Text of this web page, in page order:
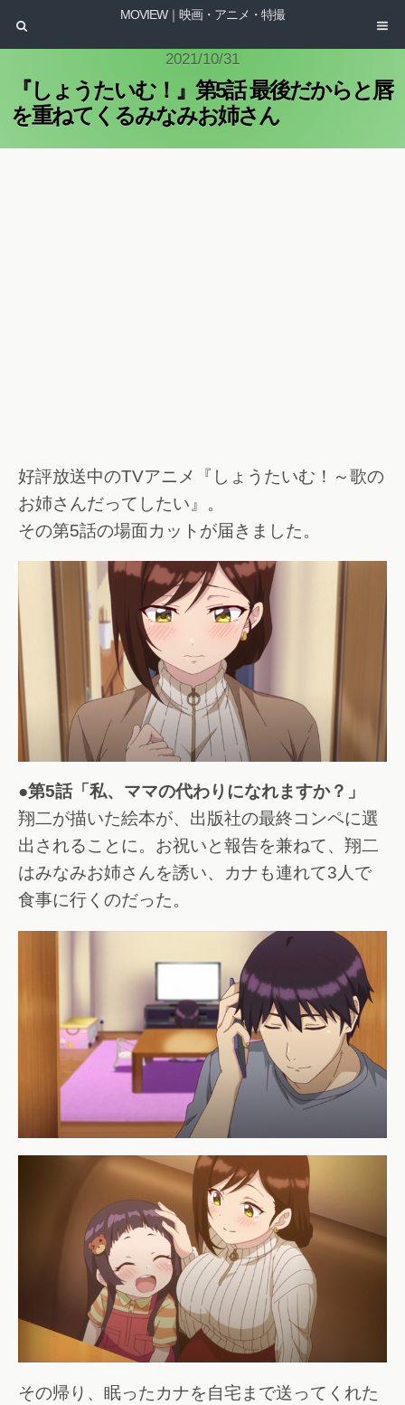
MOVIEW｜映画・アニメ・特撮
2021/10/31
『しょうたいむ！』第5話 最後だからと唇
を重ねてくるみなみお姉さん
好評放送中のTVアニメ『しょうたいむ！～歌の
お姉さんだってしたい』。
その第5話の場面カットが届きました。
●第5話「私、ママの代わりになれますか？」
翔二が描いた絵本が、出版社の最終コンペに選
出されることに。お祝いと報告を兼ねて、翔二
はみなみお姉さんを誘い、カナも連れて3人で
食事に行くのだった。
その帰り、眠ったカナを自宅まで送ってくれた